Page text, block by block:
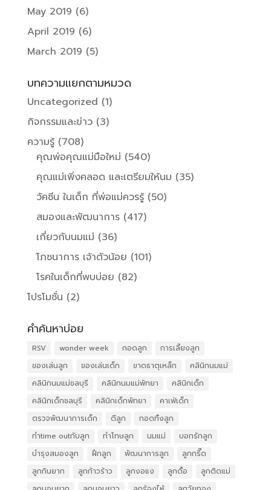
May 2019 (6)
April 2019 (6)
March 2019 (5)
บทความแยกตามหมวด
Uncategorized (1)
กิจกรรมและข่าว(3)
ความรู้(708)
คุณพ่อคุณแม่มือใหม่ (540)
คุณแม่เพิ่งคลอด และเตรียมให้นม (35)
วัคซีน ในเด็ก ที่พ่อแม่ควรรู้(50)
สมองและพัฒนาการ(417)
เกี่ยวกับนมแม่ (36)
โภชนาการ เจ้าตัวน้อย (101)
โรคในเด็กที่พบบ่อย (82)
โปรโมชั่น (2)
คำค้นหาบ่อย
RSV wonder week กอดลูก
การเลี้ยงลูก
ของเล่นลูก
ของเล่นเด็ก ขาดธาตุเหล็ก
คลินิกนมแม่
คลินิกนมแม่ชลบุรี
คลินิกนมแม่พัทยา
คลินิกเด็ก
คลินิกเด็กชลบุรี
คลินิกเด็กพัทยา
คาเฟ่เด็ก
ตรวจพัฒนาการเด็ก
ตีลูก
ทอดทิ้งลูก
ทำtime outกับลูก
ทำโทษลูก นมแม่
บอกรักลูก
บำรุงสมองลูก
ฝึกลูก พัฒนาการลูก
ลูกกรี๊ด
ลูกกินยาก
ลูกก้าวร้าว ลูกงอแง ลูกดื้อ
ลูกติดแม่